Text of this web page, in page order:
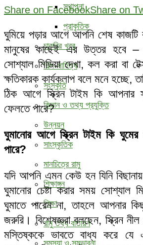
স্থাপনা
প্রাকৃতিক
চাকরির খবর
শিল্প-সাহিত্য
সংস্কৃতি
বিজ্ঞান ও তথ্য প্রযুক্তি
উন্নয়ন
সাংস্কৃতিক
মানচিত্রে রামু
শিক্ষাঙ্গন
শিক্ষা
রামু তথ্য বাতায়ন
সমস্যা ও সম্ভাবনা
Share on FacebookShare on
ঘুমিয়ে পড়ার আগে আপনি শেষ কাজটি
মানুষের কাছেই এর উত্তর হবে –
সোশ্যাল মিডিয়া দেখা, কল করা বা
ক্ষতিকারক কার্যকলাপ বলে মনে হচ্ছে,
ঠিক আগে স্ক্রিন টাইম কি আপনার
ফেলতে পারে?
ঘুমানোর আগে স্ক্রিন টাইম কি
পারে?
যদি আপনি এমন কেউ হন যিনি
ঘুমানোর চেষ্টা করার সময় সোশ্যাল
ঘুমাতে পারেন না, তাহলে আপনার
জরুরি। বিশেষজ্ঞরা বলছেন, স্ক্রিন
মস্তিষ্ককে ভাবতে বাধ্য করে